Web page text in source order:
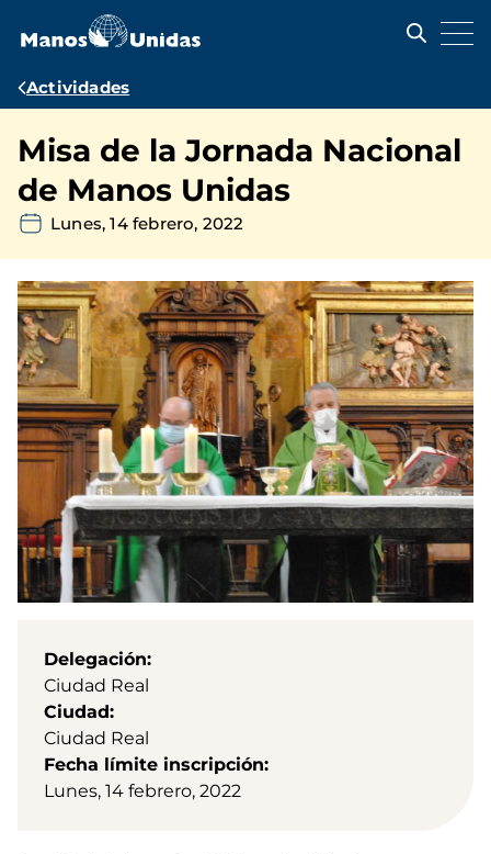
contenido
Ruta
navegación
Actividades
Misa de la Jornada Nacional
de Manos Unidas
Lunes, 14 febrero, 2022
Delegación
Ciudad Real
Ciudad
Ciudad Real
Fecha límite inscripción
Lunes, 14 febrero, 2022